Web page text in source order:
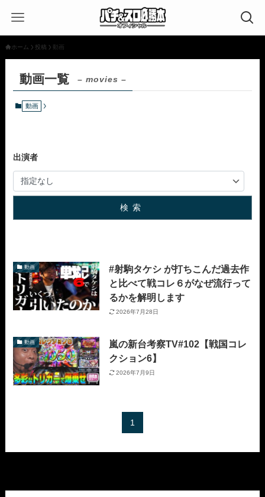
ホーム 投稿 動画
動画一覧 – movies –
動画
出演者
検索
動画
#射駒タケシ が打ちこんだ過去作
と比べて戦コレ６がなぜ流行って
るかを解明します
2026年7月28日
動画
嵐の新台考察TV#102【戦国コレ
クション6】
2026年7月9日
1